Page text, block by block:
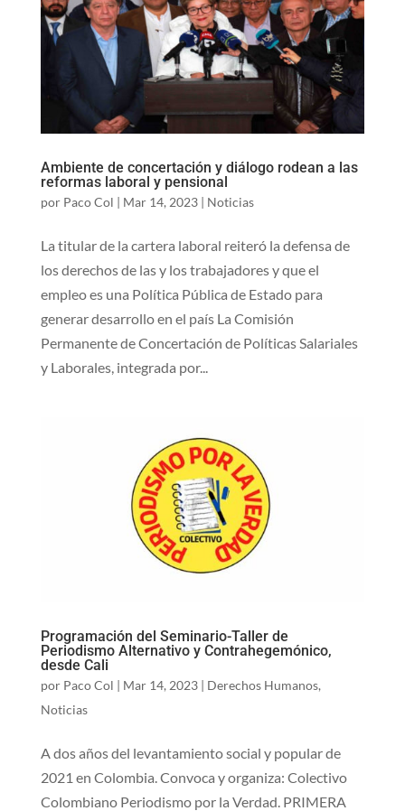
Ambiente de concertación y diálogo rodean a las
reformas laboral y pensional
por Paco Col | Mar 14, 2023| Noticias
La titular de la cartera laboral reiteró la defensa de
los derechos de las y los trabajadores y que el
empleo es una Política Pública de Estado para
generar desarrollo en el país La Comisión
Permanente de Concertación de Políticas Salariales
y Laborales, integrada por...
Programación del Seminario-Taller de
Periodismo Alternativo y Contrahegemónico,
desde Cali
por Paco Col | Mar 14, 2023| Derechos Humanos,
Noticias
A dos años del levantamiento social y popular de
2021 en Colombia. Convoca y organiza: Colectivo
Colombiano Periodismo por la Verdad. PRIMERA